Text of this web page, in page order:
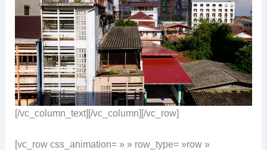
[/vc_column_text][/vc_column][/vc_row]
[vc_row css_animation= » » row_type= »row »